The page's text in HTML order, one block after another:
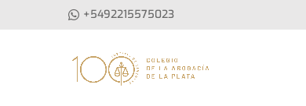
+5492215575023